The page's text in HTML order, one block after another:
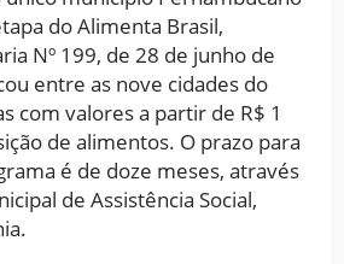
do Alimenta Brasil,
Nº 199, de 28 de junho de
entre as nove cidades do
com valores a partir de R$ 1
de alimentos. O prazo para
é de doze meses, através
de Assistência Social,